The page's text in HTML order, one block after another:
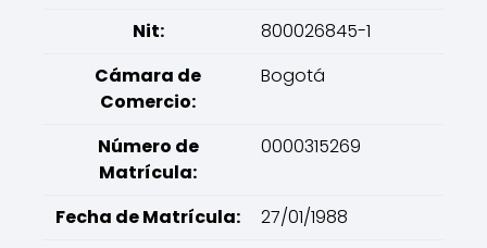
Nit:
800026845-1
Cámara de
Comercio:
Bogotá
Número de
Matrícula:
0000315269
Fecha de Matrícula:
27/01/1988